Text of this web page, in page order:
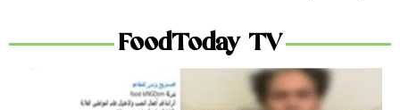
FoodToday TV